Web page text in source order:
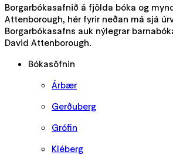
Borgarbókasafnið á fjölda bóka og
Attenborough, hér fyrir neðan má sjá
Borgarbókasafns auk nýlegrar
David Attenborough.
Bókasöfnin
Árbær
Gerðuberg
Grófin
Kléberg